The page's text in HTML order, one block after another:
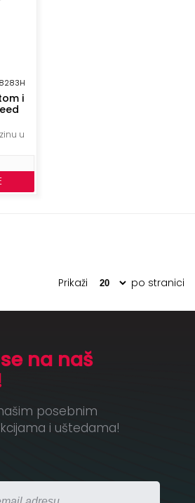
i
u
Prikaži po stranici
na naš
posebnim
i uštedama!